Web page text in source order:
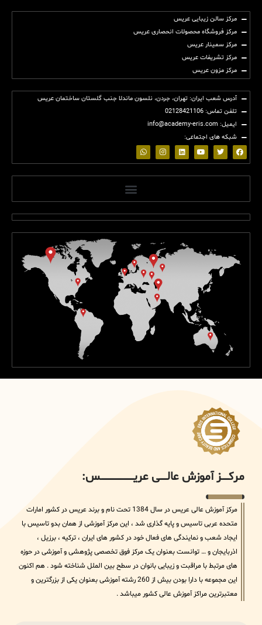
مرکز سالن زیبایی عریس
مرکز فروشگاه محصولات انحصاری عریس
مرکز سمینار عریس
مرکز تشریفات عریس
مرکز مزون عریس
آدرس شعب ایران: تهران، جردن، نلسون ماندلا جنب گلستان ساختمان عریس
تلفن تماس: 02128421106
ایمیل: info@academy-eris.com
شبکه های اجتماعی:
مرکــــــز آموزش عالــــــی عریــــــــــــــــــــــــــــس:
مرکز آموزش عالی عریس در سال 1384 تحت نام و برند عریس در کشور امارات
متحده عربی تاسیس و پایه گذاری شد ، این مرکز آموزشی از همان بدو تاسیس با
ایجاد شعب و نمایندگی های فعال خود در کشور های ایران ، ترکیه ، برزیل ،
اذربایجان و … توانست بعنوان یک مرکز فوق تخصصی پژوهشی و آموزشی در حوزه
های مرتبط با مراقبت و زیبایی بانوان در سطح بین الملل شناخته شود . هم اکنون
این مجموعه با دارا بودن بیش از 260 رشته آموزشی بعنوان یکی از بزرگترین و
معتبرترین مراکز آموزش عالی کشور میباشد .